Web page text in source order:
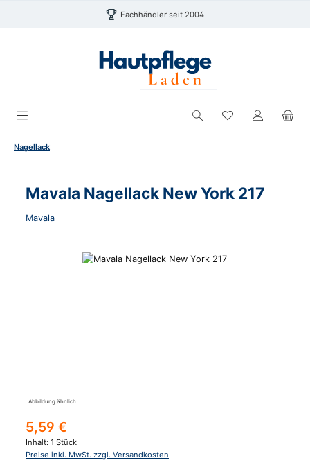
Zum Hauptinhalt springen Fachhändler seit 2004
Du hast 0
Nagellack
Mavala Nagellack New York 217
Mavala
Bildergalerie überspringen
Abbildung ähnlich
Regulärer Preis:
5,59 €
Inhalt: 1 Stück
Preise inkl. MwSt. zzgl. Versandkosten